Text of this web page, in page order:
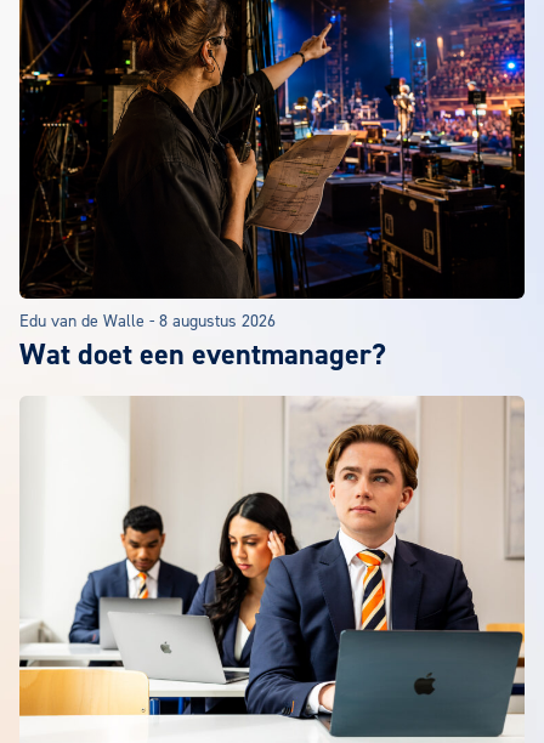
Edu van de Walle - 8 augustus 2026
Wat doet een eventmanager?